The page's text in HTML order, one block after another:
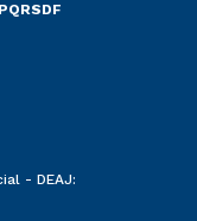
PQRSDF
- DEAJ: